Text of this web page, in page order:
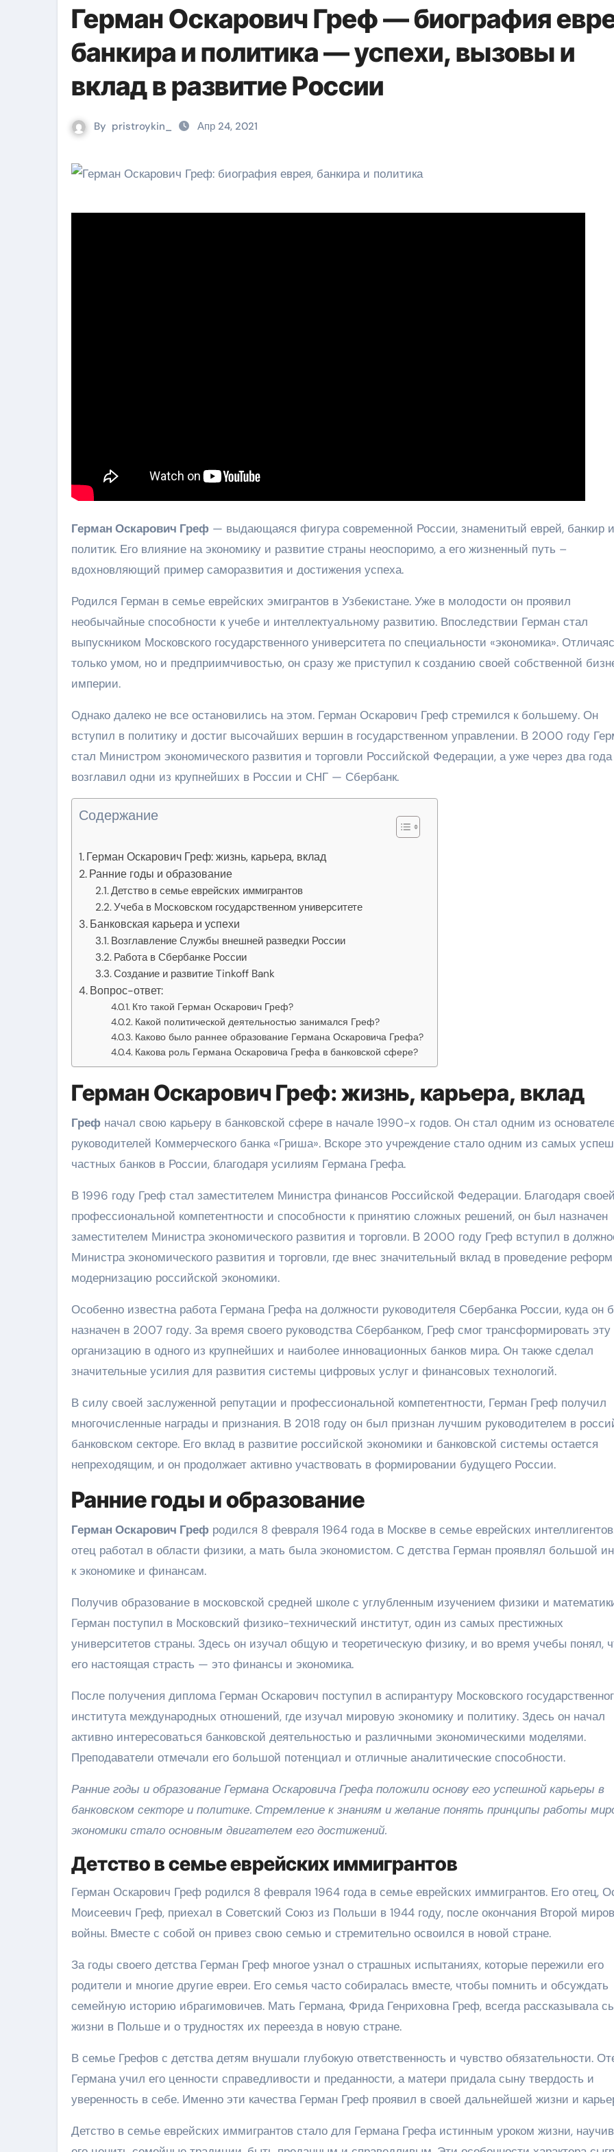
Герман Оскарович Греф — биография
банкира и политика — успехи, вызовы и
вклад в развитие России
By pristroykin_ Апр 24, 2021
Герман Оскарович Греф — выдающаяся фигура современной России, знаменитый еврей, банкир и
политик. Его влияние на экономику и развитие страны неоспоримо, а его жизненный путь –
вдохновляющий пример саморазвития и достижения успеха.
Родился Герман в семье еврейских эмигрантов в Узбекистане. Уже в молодости он проявил
необычайные способности к учебе и интеллектуальному развитию. Впоследствии Герман стал
выпускником Московского государственного университета по специальности «экономика».
только умом, но и предприимчивостью, он сразу же приступил к созданию своей собственной
империи.
Однако далеко не все остановились на этом. Герман Оскарович Греф стремился к большему. Он
вступил в политику и достиг высочайших вершин в государственном управлении. В 2000 году
стал Министром экономического развития и торговли Российской Федерации, а уже через два года
возглавил одни из крупнейших в России и СНГ — Сбербанк.
Содержание
Герман Оскарович Греф: жизнь, карьера, вклад
Ранние годы и образование
Детство в семье еврейских иммигрантов
Учеба в Московском государственном университете
Банковская карьера и успехи
Возглавление Службы внешней разведки России
Работа в Сбербанке России
Создание и развитие Tinkoff Bank
Вопрос-ответ:
Кто такой Герман Оскарович Греф?
Какой политической деятельностью занимался Греф?
Каково было раннее образование Германа Оскаровича Грефа?
Какова роль Германа Оскаровича Грефа в банковской сфере?
Герман Оскарович Греф: жизнь, карьера, вклад
Греф начал свою карьеру в банковской сфере в начале 1990-х годов. Он стал одним из
руководителей Коммерческого банка «Гриша». Вскоре это учреждение стало одним из самых
частных банков в России, благодаря усилиям Германа Грефа.
В 1996 году Греф стал заместителем Министра финансов Российской Федерации. Благодаря
профессиональной компетентности и способности к принятию сложных решений, он был назначен
заместителем Министра экономического развития и торговли. В 2000 году Греф вступил в
Министра экономического развития и торговли, где внес значительный вклад в проведение
модернизацию российской экономики.
Особенно известна работа Германа Грефа на должности руководителя Сбербанка России, куда он
назначен в 2007 году. За время своего руководства Сбербанком, Греф смог трансформировать эту
организацию в одного из крупнейших и наиболее инновационных банков мира. Он также сделал
значительные усилия для развития системы цифровых услуг и финансовых технологий.
В силу своей заслуженной репутации и профессиональной компетентности, Герман Греф получил
многочисленные награды и признания. В 2018 году он был признан лучшим руководителем в
банковском секторе. Его вклад в развитие российской экономики и банковской системы остается
непреходящим, и он продолжает активно участвовать в формировании будущего России.
Ранние годы и образование
Герман Оскарович Греф родился 8 февраля 1964 года в Москве в семье еврейских
отец работал в области физики, а мать была экономистом. С детства Герман проявлял большой
к экономике и финансам.
Получив образование в московской средней школе с углубленным изучением физики и
Герман поступил в Московский физико-технический институт, один из самых престижных
университетов страны. Здесь он изучал общую и теоретическую физику, и во время учебы понял,
его настоящая страсть — это финансы и экономика.
После получения диплома Герман Оскарович поступил в аспирантуру Московского
института международных отношений, где изучал мировую экономику и политику. Здесь он начал
активно интересоваться банковской деятельностью и различными экономическими моделями.
Преподаватели отмечали его большой потенциал и отличные аналитические способности.
Ранние годы и образование Германа Оскаровича Грефа положили основу его успешной карьеры в
банковском секторе и политике. Стремление к знаниям и желание понять принципы работы
экономики стало основным двигателем его достижений.
Детство в семье еврейских иммигрантов
Герман Оскарович Греф родился 8 февраля 1964 года в семье еврейских иммигрантов. Его отец,
Моисеевич Греф, приехал в Советский Союз из Польши в 1944 году, после окончания Второй
войны. Вместе с собой он привез свою семью и стремительно освоился в новой стране.
За годы своего детства Герман Греф многое узнал о страшных испытаниях, которые пережили его
родители и многие другие евреи. Его семья часто собиралась вместе, чтобы помнить и обсуждать
семейную историю ибрагимовичев. Мать Германа, Фрида Генриховна Греф, всегда рассказывала
жизни в Польше и о трудностях их переезда в новую стране.
В семье Грефов с детства детям внушали глубокую ответственность и чувство обязательности.
Германа учил его ценности справедливости и преданности, а матери придала сыну твердость и
уверенность в себе. Именно эти качества Герман Греф проявил в своей дальнейшей жизни и
Детство в семье еврейских иммигрантов стало для Германа Грефа истинным уроком жизни,